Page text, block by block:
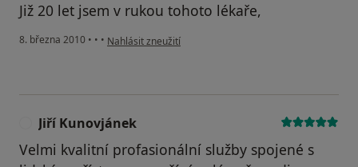
Již 20 let jsem v rukou tohoto lékaře,
8. března 2010 • • • podle názoru uživatele Pacient
Nahlásit zneužití
Jiří Kunovjánek
Velmi kvalitní profasionální služby spojené s